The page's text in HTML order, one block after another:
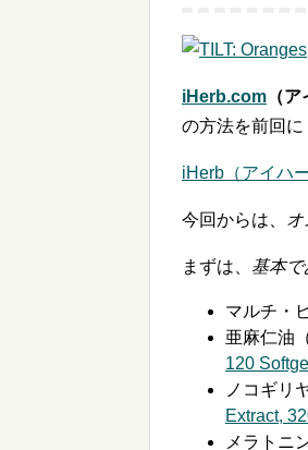
iHerb.com （
の方法を前回に
iHerb（アイハ
今回からは、 オ
まずは、 基本
マルチ・
亜麻仁油
120
ノコギリ
Extract,
メラトニ